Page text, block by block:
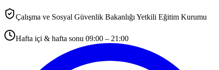
Çalışma ve Sosyal Güvenlik Bakanlığı Yetkili Eğitim Kurumu
Hafta içi & hafta sonu 09:00 – 21:00